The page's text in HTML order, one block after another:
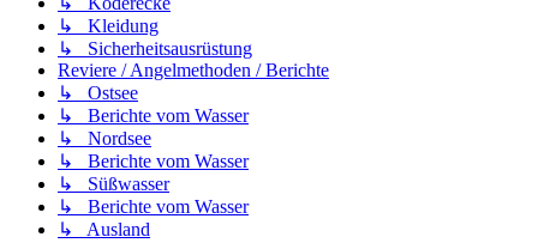
↳ Kleidung
↳ Sicherheitsausrüstung
Reviere / Angelmethoden / Berichte
↳ Ostsee
↳ Berichte vom Wasser
↳ Nordsee
↳ Berichte vom Wasser
↳ Süßwasser
↳ Berichte vom Wasser
↳ Ausland